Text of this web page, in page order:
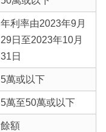
年利率由2023年9月
29日至2023年10月
31日
5萬或以下
5萬至50萬或以下
餘額